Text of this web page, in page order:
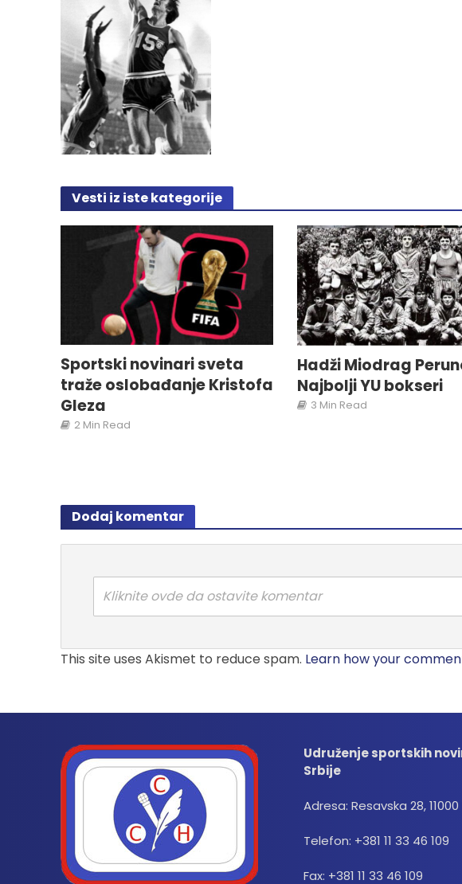
Vesti iz iste kategorije
Sportski novinari sveta
traže oslobađanje Kristofa
Gleza
2 Min Read
Hadži Miodrag
Najbolji YU bokseri
3 Min Read
Dodaj komentar
Kliknite ovde da ostavite komentar
This site uses Akismet to reduce spam. Learn how your
Udruženje sportskih
Srbije
Adresa: Resavska 28,
Telefon: +381 11 33 46 109
Fax: +381 11 33 46 109